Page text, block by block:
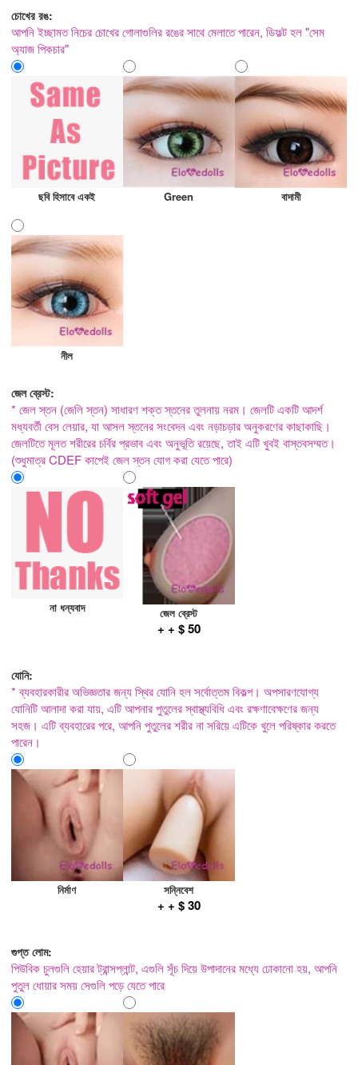
চোখের রঙ:
আপনি ইচ্ছামত নিচের চোখের গোলাগুলির রঙের সাথে মেলাতে পারেন, ডিফল্ট হল "সেম
অ্যাজ পিকচার"
ছবি হিসাবে একই Green বাদামী
নীল
জেল ব্রেস্ট:
* জেল স্তন (জেলি স্তন) সাধারণ শক্ত স্তনের তুলনায় নরম। জেলটি একটি আদর্শ
মধ্যবর্তী বেস লেয়ার, যা আসল স্তনের সংবেদন এবং নড়াচড়ার অনুকরণের কাছাকাছি।
জেলটিতে মূলত শরীরের চর্বির প্রভাব এবং অনুভূতি রয়েছে, তাই এটি খুবই বাস্তবসম্মত।
(শুধুমাত্র CDEF কাপেই জেল স্তন যোগ করা যেতে পারে)
না ধন্যবাদ জেল ব্রেস্ট
+ + $ 50
যোনি:
* ব্যবহারকারীর অভিজ্ঞতার জন্য স্থির যোনি হল সর্বোত্তম বিকল্প। অপসারণযোগ্য
যোনিটি আলাদা করা যায়, এটি আপনার পুতুলের স্বাস্থ্যবিধি এবং রক্ষণাবেক্ষণের জন্য
সহজ। এটি ব্যবহারের পরে, আপনি পুতুলের শরীর না সরিয়ে এটিকে খুলে পরিষ্কার করতে
পারেন।
নির্মাণ সন্নিবেশ
+ + $ 30
গুপ্ত লোম:
পিউবিক চুলগুলি হেয়ার ট্রান্সপ্লান্ট, এগুলি সূঁচ দিয়ে উপাদানের মধ্যে ঢোকানো হয়, আপনি
পুতুল ধোয়ার সময় সেগুলি পড়ে যেতে পারে